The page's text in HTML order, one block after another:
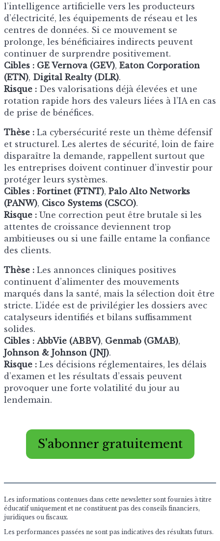
l’intelligence artificielle vers les producteurs
d’électricité, les équipements de réseau et les
centres de données. Si ce mouvement se
prolonge, les bénéficiaires indirects peuvent
continuer de surprendre positivement.
Cibles : GE Vernova (GEV), Eaton Corporation
(ETN), Digital Realty (DLR).
Risque : Des valorisations déjà élevées et une
rotation rapide hors des valeurs liées à l’IA en cas
de prise de bénéfices.
Thèse : La cybersécurité reste un thème défensif
et structurel. Les alertes de sécurité, loin de faire
disparaître la demande, rappellent surtout que
les entreprises doivent continuer d’investir pour
protéger leurs systèmes.
Cibles : Fortinet (FTNT), Palo Alto Networks
(PANW), Cisco Systems (CSCO).
Risque : Une correction peut être brutale si les
attentes de croissance deviennent trop
ambitieuses ou si une faille entame la confiance
des clients.
Thèse : Les annonces cliniques positives
continuent d’alimenter des mouvements
marqués dans la santé, mais la sélection doit être
stricte. L’idée est de privilégier les dossiers avec
catalyseurs identifiés et bilans suffisamment
solides.
Cibles : AbbVie (ABBV), Genmab (GMAB),
Johnson & Johnson (JNJ).
Risque : Les décisions réglementaires, les délais
d’examen et les résultats d’essais peuvent
provoquer une forte volatilité du jour au
lendemain.
S'abonner gratuitement
Les informations contenues dans cette newsletter sont fournies à titre
éducatif uniquement et ne constituent pas des conseils financiers,
juridiques ou fiscaux.
Les performances passées ne sont pas indicatives des résultats futurs.